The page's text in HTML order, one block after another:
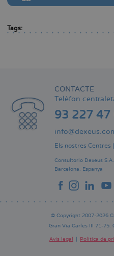
Tags:
CONTACTE
Telèfon
93 227 47
Els nostres Centres |
Consultorio Dexeus
Barcelona. Espanya
© Copyright 2007-2026
Gran Via Carles III 71-75.
Avís legal Política de